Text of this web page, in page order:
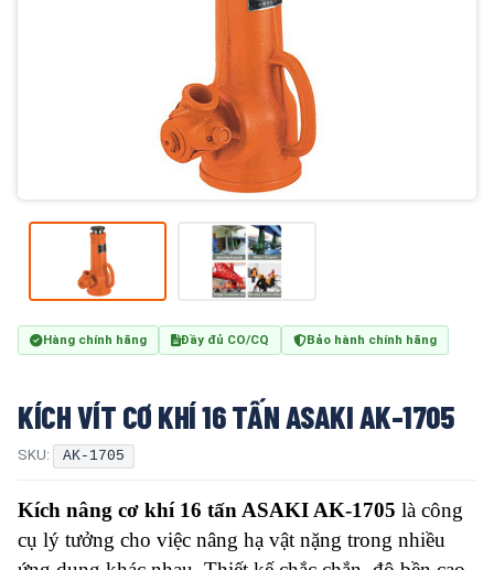
Hàng chính hãng Đầy đủ CO/CQ Bảo hành chính hãng
KÍCH VÍT CƠ KHÍ 16 TẤN ASAKI AK-1705
SKU: AK-1705
Kích nâng cơ khí 16 tấn ASAKI AK-1705 là công
cụ lý tưởng cho việc nâng hạ vật nặng trong nhiều